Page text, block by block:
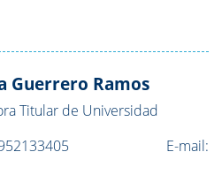
Guerrero Ramos
Titular de Universidad
E-mail: